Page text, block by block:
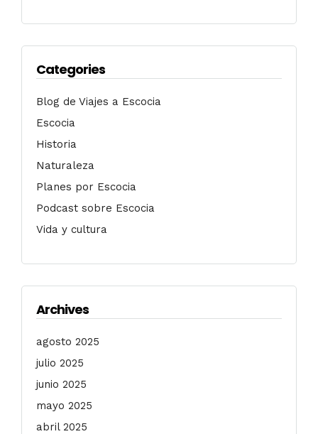
Categories
Blog de Viajes a Escocia
Escocia
Historia
Naturaleza
Planes por Escocia
Podcast sobre Escocia
Vida y cultura
Archives
agosto 2025
julio 2025
junio 2025
mayo 2025
abril 2025